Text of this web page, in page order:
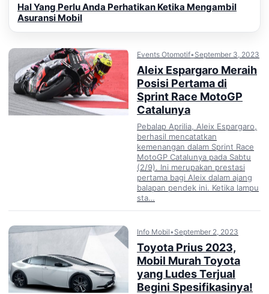
Hal Yang Perlu Anda Perhatikan Ketika Mengambil
Asuransi Mobil
Events Otomotif• September 3, 2023
Aleix Espargaro Meraih
Posisi Pertama di
Sprint Race MotoGP
Catalunya
Pebalap Aprilia, Aleix Espargaro,
berhasil mencatatkan
kemenangan dalam Sprint Race
MotoGP Catalunya pada Sabtu
(2/9). Ini merupakan prestasi
pertama bagi Aleix dalam ajang
balapan pendek ini. Ketika lampu
sta…
Info Mobil• September 2, 2023
Toyota Prius 2023,
Mobil Murah Toyota
yang Ludes Terjual
Begini Spesifikasinya!